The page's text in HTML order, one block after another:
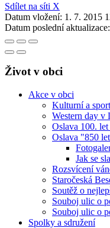
Sdílet na síti X
Datum vložení: 1. 7. 2015
Datum poslední aktualizace:
Život v obci
Akce v obci
Kulturní a
Western day v
Oslava 100.
Oslava "850
Jak se
Rozsvícení
Staročeská
Soutěž o
Souboj ulic o
Souboj ulic o
Spolky a sdružení